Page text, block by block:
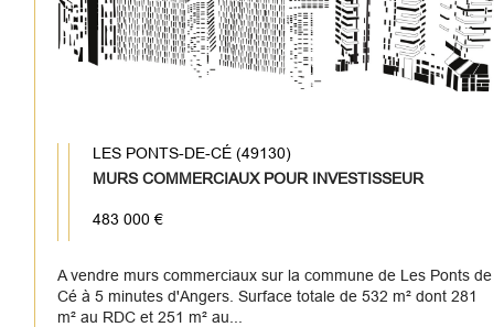
LES PONTS-DE-CÉ (49130)
MURS COMMERCIAUX POUR INVESTISSEUR
483 000 €
A vendre murs commerciaux sur la commune de Les Ponts de
Cé à 5 minutes d'Angers. Surface totale de 532 m² dont 281
m² au RDC et 251 m² au...